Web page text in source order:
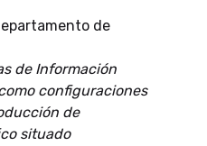
de
de Información
configuraciones
de
situado